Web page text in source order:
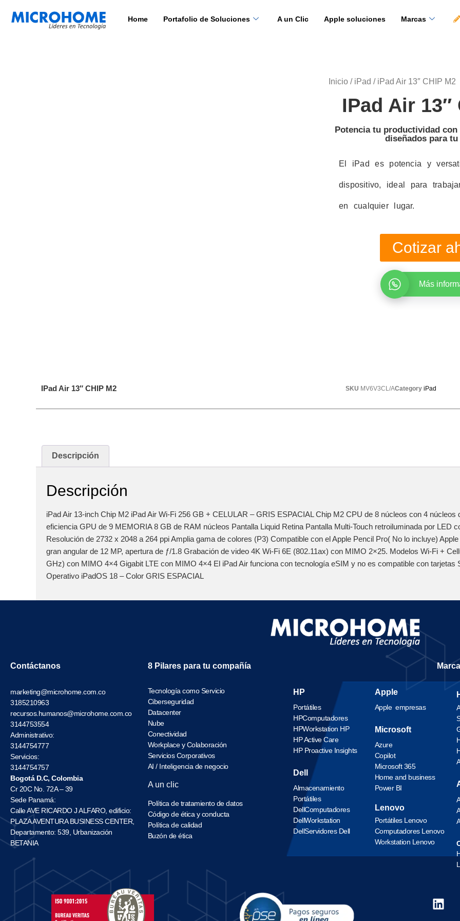
Home Portafolio de Soluciones A un Clic Apple soluciones Marcas
Inicio / iPad / iPad Air 13″ CHIP M2
IPad Air 13″
Potencia tu productividad
diseñados para
El iPad es potencia y
dispositivo, ideal para
en cualquier lugar.
Cotizar
Más
IPad Air 13″ CHIP M2 SKU MV6V3CL/ACategory iPad
Descripción
Descripción
iPad Air 13-inch Chip M2 iPad Air Wi-Fi 256 GB + CELULAR – GRIS ESPACIAL Chip M2 CPU de 8 núcleos con 4 núcleos
eficiencia GPU de 9 MEMORIA 8 GB de RAM núcleos Pantalla Liquid Retina Pantalla Multi‑Touch retroiluminada por LED
Resolución de 2732 x 2048 a 264 ppi Amplia gama de colores (P3) Compatible con el Apple Pencil Pro( No lo incluye)
gran angular de 12 MP, apertura de ƒ/1.8 Grabación de video 4K Wi‑Fi 6E (802.11ax) con MIMO 2×25. Modelos Wi-Fi +
GHz) con MIMO 4×4 Gigabit LTE con MIMO 4×4 El iPad Air funciona con tecnología eSIM y no es compatible con tarjetas
Operativo iPadOS 18 – Color GRIS ESPACIAL
Contáctanos
marketing@microhome.com.co
3185210963
recursos.humanos@microhome.com.co
3144753554
Administrativo:
3144754777
Servicios:
3144754757
Bogotá D.C, Colombia
Cr 20C No. 72A – 39
Sede Panamá:
Calle AVE RICARDO J ALFARO, edificio:
PLAZA AVENTURA BUSINESS CENTER,
Departamento: 539, Urbanización
BETANIA
8 Pilares para tu compañía
Tecnología como Servicio
Ciberseguridad
Datacenter
Nube
Conectividad
Workplace y Colaboración
Servicios Corporativos
AI / Inteligencia de negocio
A un clic
Política de tratamiento de datos
Código de ética y conducta
Política de calidad
Buzón de ética
HP
Portátiles
HPComputadores
HPWorkstation HP
HP Active Care
HP Proactive Insights
Dell
Almacenamiento
Portátiles
DellComputadores
DellWorkstation
DellServidores Dell
Apple
Apple empresas
Microsoft
Azure
Copilot
Microsoft 365
Home and business
Power BI
Lenovo
Portátiles Lenovo
Computadores Lenovo
Workstation Lenovo